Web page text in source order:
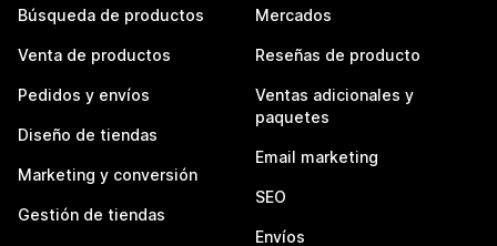
Búsqueda de productos
Venta de productos
Pedidos y envíos
Diseño de tiendas
Marketing y conversión
Gestión de tiendas
Mercados
Reseñas de producto
Ventas adicionales y
paquetes
Email marketing
SEO
Envíos